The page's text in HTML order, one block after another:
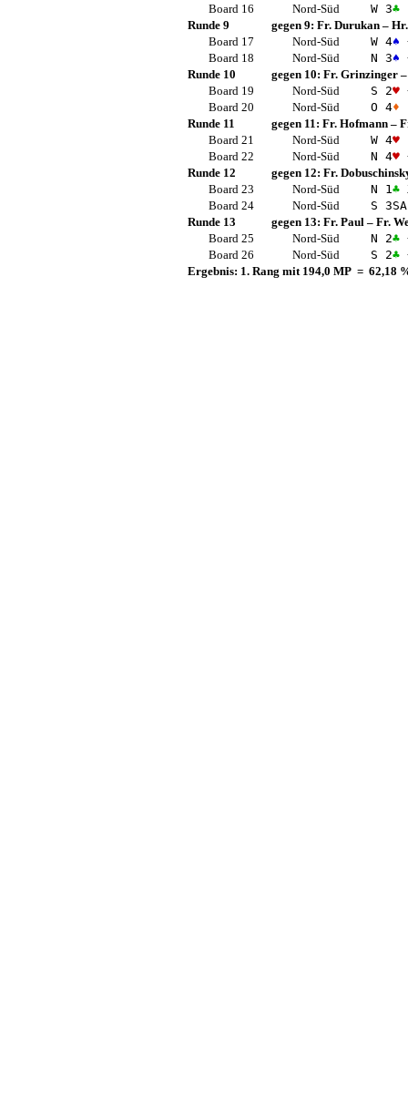
Board 16 Nord-Süd W 3♣
Runde 9
gegen 9: Fr. Durukan –
Board 17
Nord-Süd W 4♠
Board 18
Nord-Süd N 3♠
Runde 10
gegen 10: Fr. Grinzinger
Board 19
Nord-Süd S 2♥
Board 20
Nord-Süd O 4♦
Runde 11
gegen 11: Fr. Hofmann –
Board 21
Nord-Süd W 4♥
Board 22
Nord-Süd N 4♥
Runde 12
gegen 12: Fr.
Board 23
Nord-Süd N 1 ♣
Board 24
Nord-Süd S 3SA
Runde 13
gegen 13: Fr. Paul – Fr.
Board 25
Nord-Süd N 2♣
Board 26
Nord-Süd S 2♣
Ergebnis: 1. Rang mit 194,0 MP = 62,18